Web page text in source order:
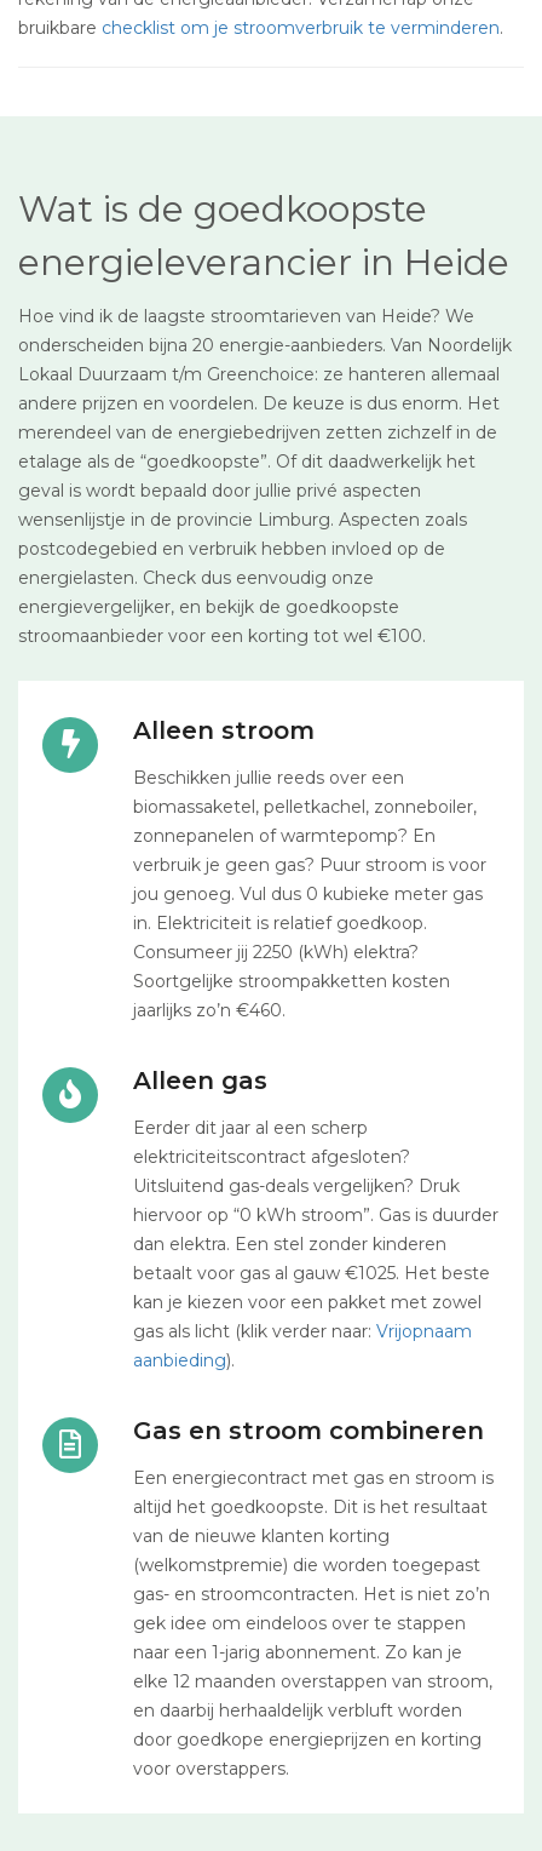
bruikbare checklist om je stroomverbruik te verminderen.
Wat is de goedkoopste
energieleverancier in Heide
Hoe vind ik de laagste stroomtarieven van Heide? We
onderscheiden bijna 20 energie-aanbieders. Van Noordelijk
Lokaal Duurzaam t/m Greenchoice: ze hanteren allemaal
andere prijzen en voordelen. De keuze is dus enorm. Het
merendeel van de energiebedrijven zetten zichzelf in de
etalage als de “goedkoopste”. Of dit daadwerkelijk het
geval is wordt bepaald door jullie privé aspecten
wensenlijstje in de provincie Limburg. Aspecten zoals
postcodegebied en verbruik hebben invloed op de
energielasten. Check dus eenvoudig onze
energievergelijker, en bekijk de goedkoopste
stroomaanbieder voor een korting tot wel €100.
Alleen stroom
Beschikken jullie reeds over een
biomassaketel, pelletkachel, zonneboiler,
zonnepanelen of warmtepomp? En
verbruik je geen gas? Puur stroom is voor
jou genoeg. Vul dus 0 kubieke meter gas
in. Elektriciteit is relatief goedkoop.
Consumeer jij 2250 (kWh) elektra?
Soortgelijke stroompakketten kosten
jaarlijks zo’n €460.
Alleen gas
Eerder dit jaar al een scherp
elektriciteitscontract afgesloten?
Uitsluitend gas-deals vergelijken? Druk
hiervoor op “0 kWh stroom”. Gas is duurder
dan elektra. Een stel zonder kinderen
betaalt voor gas al gauw €1025. Het beste
kan je kiezen voor een pakket met zowel
gas als licht (klik verder naar: Vrijopnaam
aanbieding).
Gas en stroom combineren
Een energiecontract met gas en stroom is
altijd het goedkoopste. Dit is het resultaat
van de nieuwe klanten korting
(welkomstpremie) die worden toegepast
gas- en stroomcontracten. Het is niet zo’n
gek idee om eindeloos over te stappen
naar een 1-jarig abonnement. Zo kan je
elke 12 maanden overstappen van stroom,
en daarbij herhaaldelijk verbluft worden
door goedkope energieprijzen en korting
voor overstappers.